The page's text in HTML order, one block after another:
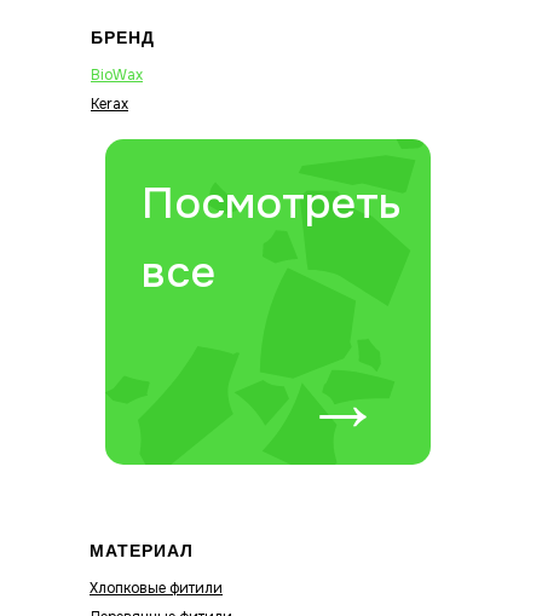
БРЕНД
BioWax
Kerax
Посмотреть
все
→
МАТЕРИАЛ
Хлопковые фитили